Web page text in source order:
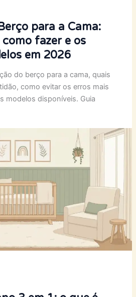
para a Cama:
fazer e os
em 2026
do berço para a cama, quais
como evitar os erros mais
modelos disponíveis. Guia